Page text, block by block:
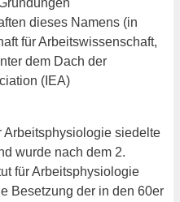
dieses Namens (in
für Arbeitswissenschaft,
dem Dach der
(IEA)
Arbeitsphysiologie siedelte
wurde nach dem 2.
für Arbeitsphysiologie
Besetzung der in den 60er